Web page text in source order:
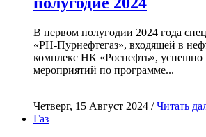
В первом полугодии 2024 года
«РН-Пурнефтегаз», входящей в
комплекс НК «Роснефть», успешно
мероприятий по программе...
Четверг, 15 Август 2024 /Читать
Газ